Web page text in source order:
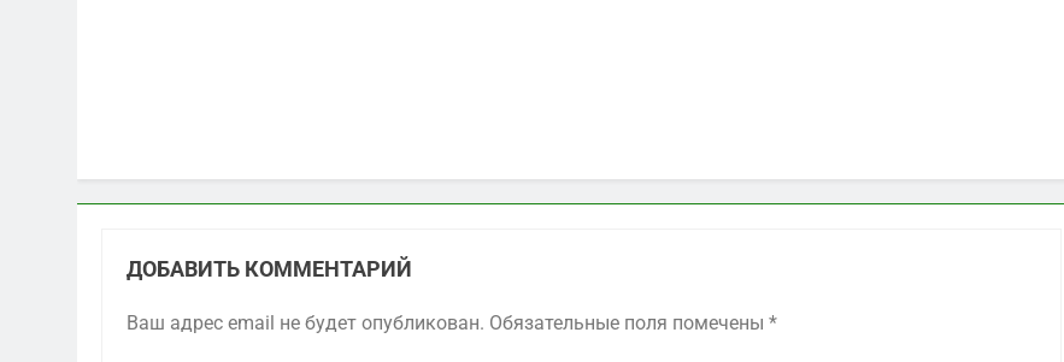
ДОБАВИТЬ КОММЕНТАРИЙ
Ваш адрес email не будет опубликован. Обязательные поля помечены *